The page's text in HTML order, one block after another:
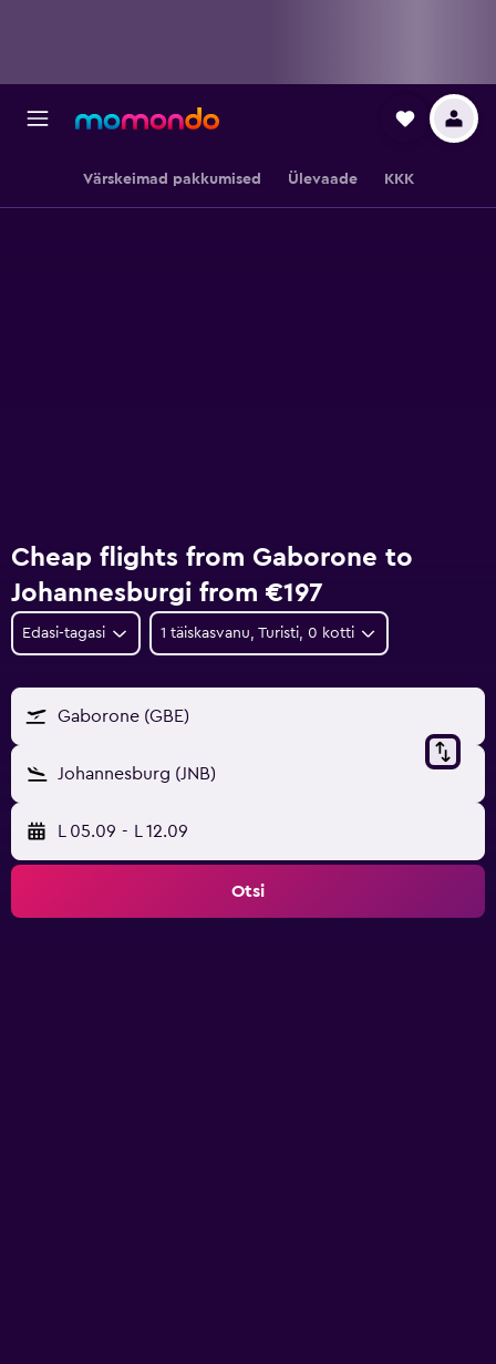
Värskeimad pakkumised Ülevaade KKK
Cheap flights from Gaborone to
Johannesburgi from €197
Edasi-tagasi 1 täiskasvanu, Turisti, 0 kotti
Gaborone (GBE)
Johannesburg (JNB)
L 05.09 - L 12.09
Otsi